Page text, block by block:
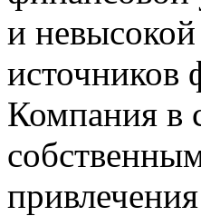
и
источников
Компания в